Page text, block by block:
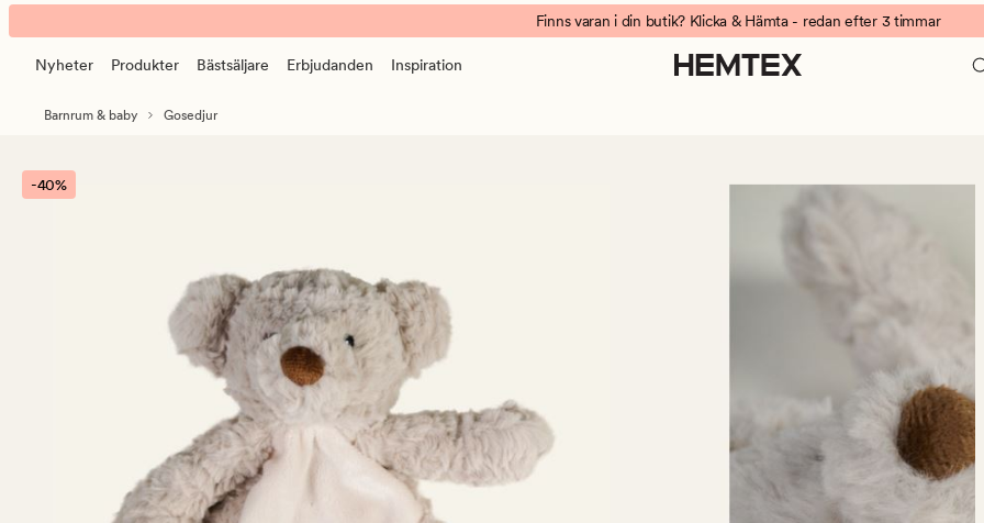
Teddy
snuttefilt
beige
banner.
Klicka
ESCAPE
att
pausa.
Finns varan i din butik? Klicka & Hämta - redan efter 3 timmar
Nyheter Produkter Bästsäljare Erbjudanden Inspiration
Barnrum & baby Gosedjur
-40%